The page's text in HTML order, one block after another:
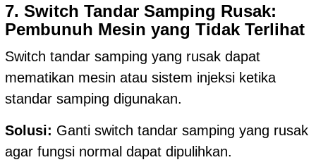
7. Switch Tandar Samping Rusak:
Pembunuh Mesin yang Tidak Terlihat
Switch tandar samping yang rusak dapat
mematikan mesin atau sistem injeksi ketika
standar samping digunakan.
Solusi: Ganti switch tandar samping yang rusak
agar fungsi normal dapat dipulihkan.